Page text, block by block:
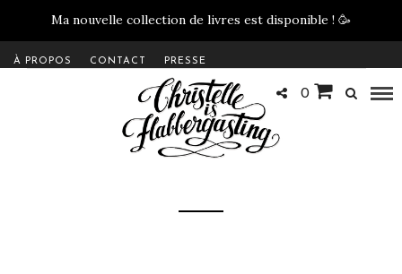
Ma nouvelle collection de livres est disponible ! 🥳
À PROPOS CONTACT PRESSE
0